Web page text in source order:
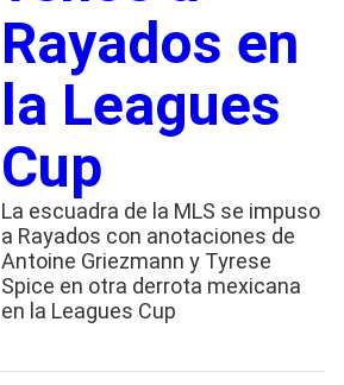
Rayados en
la Leagues
Cup
La escuadra de la MLS se impuso
a Rayados con anotaciones de
Antoine Griezmann y Tyrese
Spice en otra derrota mexicana
en la Leagues Cup